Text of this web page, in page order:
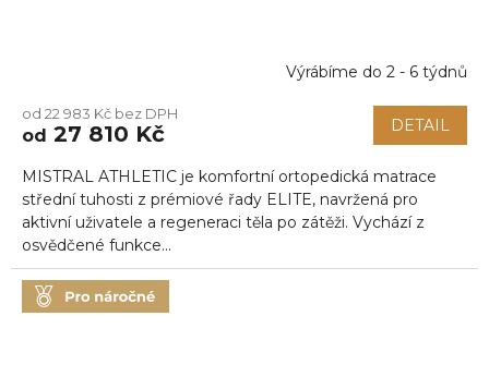
Výrábíme do 2 - 6 týdnů
od 22 983 Kč bez DPH
od 27 810 Kč DETAIL
MISTRAL ATHLETIC je komfortní ortopedická matrace
střední tuhosti z prémiové řady ELITE, navržená pro
aktivní uživatele a regeneraci těla po zátěži. Vychází z
osvědčené funkce...